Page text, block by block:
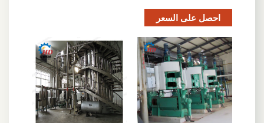
احصل على السعر